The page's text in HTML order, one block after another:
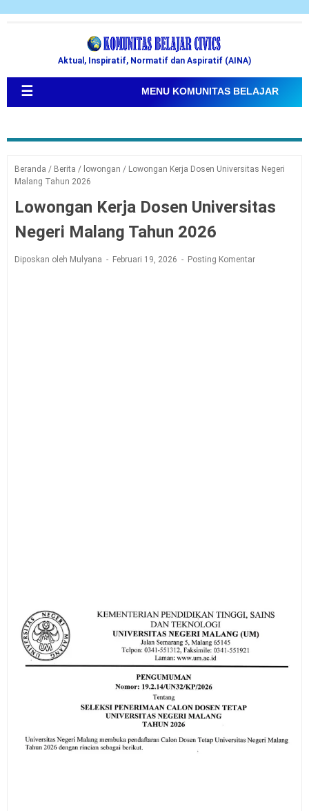
Aktual, Inspiratif, Normatif dan Aspiratif (AINA)
☰ MENU KOMUNITAS BELAJAR
Beranda / Berita / lowongan / Lowongan Kerja Dosen Universitas Negeri
Malang Tahun 2026
Lowongan Kerja Dosen Universitas
Negeri Malang Tahun 2026
Diposkan oleh Mulyana Februari 19, 2026 Posting Komentar